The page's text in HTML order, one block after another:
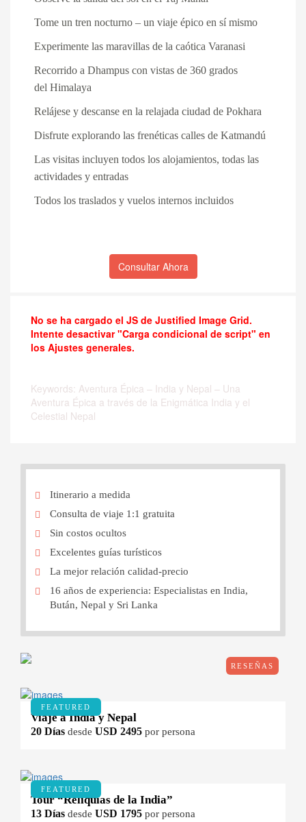
Tome un tren nocturno – un viaje épico en sí mismo
Experimente las maravillas de la caótica Varanasi
Recorrido a Dhampus con vistas de 360 grados
del Himalaya
Relájese y descanse en la relajada ciudad de Pokhara
Disfrute explorando las frenéticas calles de Katmandú
Las visitas incluyen todos los alojamientos, todas las
actividades y entradas
Todos los traslados y vuelos internos incluidos
Consultar Ahora
No se ha cargado el JS de Justified Image Grid.
Intente desactivar "Carga condicional de script" en
los Ajustes generales.
Keywords: Aventura Épica – India y Nepal – Una
Aventura Épica a través de la Enigmática India y el
Celestial Nepal
Itinerario a medida
Consulta de viaje 1:1 gratuita
Sin costos ocultos
Excelentes guías turísticos
La mejor relación calidad-precio
16 años de experiencia: Especialistas en India,
Bután, Nepal y Sri Lanka
RESEÑAS
FEATURED
Viaje a India y Nepal
20 Días desde USD 2495 por persona
FEATURED
Tour “Reliquias de la India”
13 Días desde USD 1795 por persona